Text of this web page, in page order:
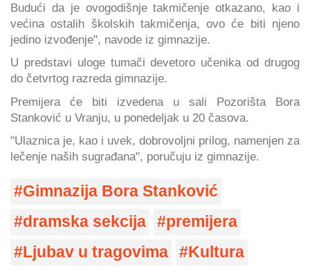
Budući da je ovogodišnje takmičenje otkazano, kao i
većina ostalih školskih takmičenja, ovo će biti njeno
jedino izvođenje", navode iz gimnazije.
U predstavi uloge tumači devetoro učenika od drugog
do četvrtog razreda gimnazije.
Premijera će biti izvedena u sali Pozorišta Bora
Stanković u Vranju, u ponedeljak u 20 časova.
"Ulaznica je, kao i uvek, dobrovoljni prilog, namenjen za
lečenje naših sugrađana", poručuju iz gimnazije.
Gimnazija Bora Stanković
dramska sekcija
premijera
Ljubav u tragovima
Kultura